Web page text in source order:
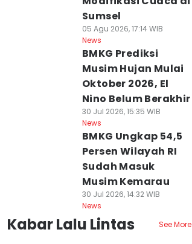
Sumsel
05 Agu 2026, 17:14 WIB
News
BMKG Prediksi
Musim Hujan Mulai
Oktober 2026, El
Nino Belum Berakhir
30 Jul 2026, 15:35 WIB
News
BMKG Ungkap 54,5
Persen Wilayah RI
Sudah Masuk
Musim Kemarau
30 Jul 2026, 14:32 WIB
News
Kabar Lalu Lintas See More